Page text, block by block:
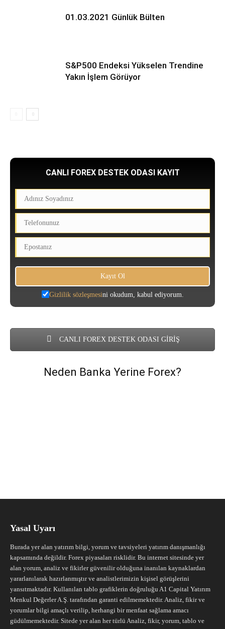
01.03.2021 Günlük Bülten
S&P500 Endeksi Yükselen Trendine
Yakın İşlem Görüyor
CANLI FOREX DESTEK ODASI KAYIT
Gizlilik sözleşmesini okudum, kabul ediyorum.
CANLI FOREX DESTEK ODASI GİRİŞ
Neden Banka Yerine Forex?
Yasal Uyarı
Burada yer alan yatırım bilgi, yorum ve tavsiyeleri yatırım danışmanlığı
kapsamında değildir. Forex piyasaları risklidir. Bu internet sitesinde yer
alan yorum, analiz ve fikirler güvenilir olduğuna inanılan kaynaklardan
yararlanılarak hazırlanmıştır ve analistlerimizin kişisel görüşlerini
yansıtmaktadır. Kullanılan tablo grafiklerin doğruluğu A1 Capital Yatırım
Menkul Değerler A.Ş. tarafından garanti edilmemektedir. Analiz, fikir ve
yorumlar bilgi amaçlı verilip, herhangi bir menfaat sağlama amacı
güdülmemektedir. Sitede yer alan her türlü Analiz, fikir, yorum, tablo ve